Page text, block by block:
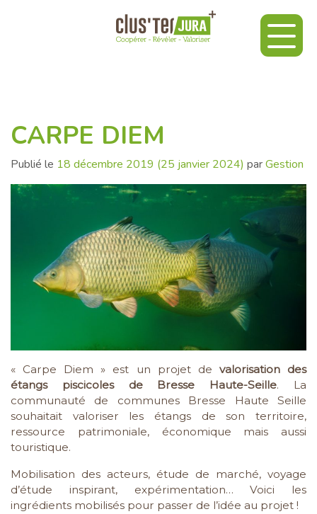
CARPE DIEM
Publié le 18 décembre 2019 (25 janvier 2024) parGestion
« Carpe Diem » est un projet de valorisation des
étangs piscicoles de Bresse Haute-Seille. La
communauté de communes Bresse Haute Seille
souhaitait valoriser les étangs de son territoire,
ressource patrimoniale, économique mais aussi
touristique.
Mobilisation des acteurs, étude de marché, voyage
d’étude inspirant, expérimentation… Voici les
ingrédients mobilisés pour passer de l’idée au projet !